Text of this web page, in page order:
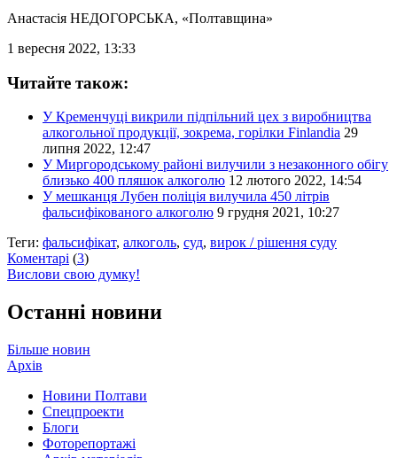
Анастасія НЕДОГОРСЬКА, «Полтавщина»
1 вересня 2022, 13:33
Читайте також:
У Кременчуці викрили підпільний цех з виробництва
алкогольної продукції, зокрема, горілки Finlandia 29
липня 2022, 12:47
У Миргородському районі вилучили з незаконного обігу
близько 400 пляшок алкоголю 12 лютого 2022, 14:54
У мешканця Лубен поліція вилучила 450 літрів
фальсифікованого алкоголю 9 грудня 2021, 10:27
Теги: фальсифікат, алкоголь, суд, вирок / рішення суду
Коментарі (3)
Вислови свою думку!
Останні новини
Більше новин
Архів
Новини Полтави
Спецпроекти
Блоги
Фоторепортажі